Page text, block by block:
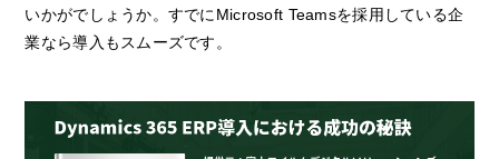
いかがでしょうか。すでにMicrosoft Teamsを採用している企
業なら導入もスムーズです。